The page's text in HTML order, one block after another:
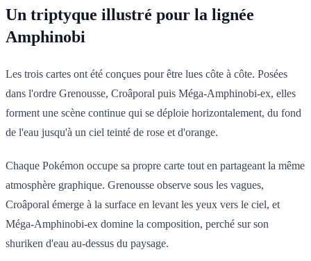
Un triptyque illustré pour la lignée
Amphinobi
Les trois cartes ont été conçues pour être lues côte à côte. Posées
dans l'ordre Grenousse, Croâporal puis Méga-Amphinobi-ex, elles
forment une scène continue qui se déploie horizontalement, du fond
de l'eau jusqu'à un ciel teinté de rose et d'orange.
Chaque Pokémon occupe sa propre carte tout en partageant la même
atmosphère graphique. Grenousse observe sous les vagues,
Croâporal émerge à la surface en levant les yeux vers le ciel, et
Méga-Amphinobi-ex domine la composition, perché sur son
shuriken d'eau au-dessus du paysage.